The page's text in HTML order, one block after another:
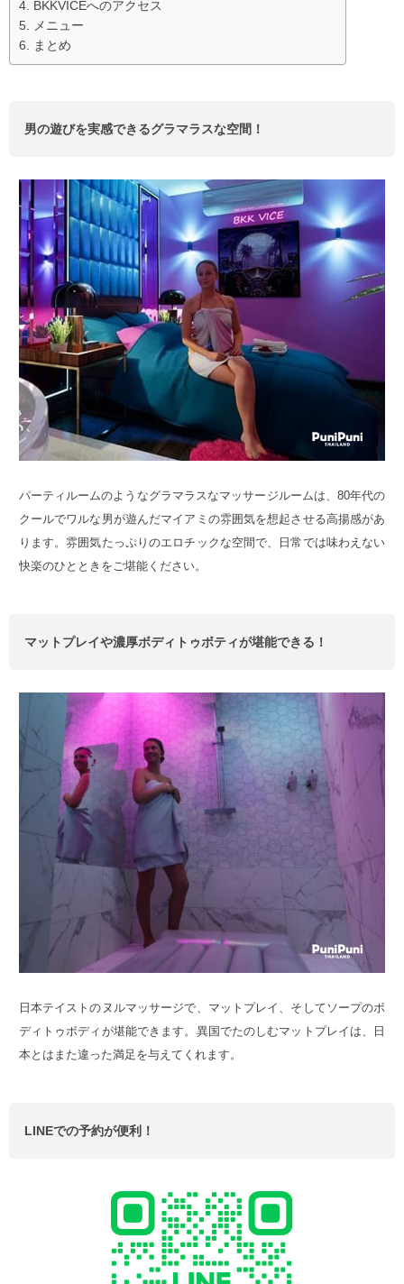
BKKVICEへのアクセス
メニュー
まとめ
男の遊びを実感できるグラマラスな空間！
パーティルームのようなグラマラスなマッサージルームは、80年代の
クールでワルな男が遊んだマイアミの雰囲気を想起させる高揚感があ
ります。雰囲気たっぷりのエロチックな空間で、日常では味わえない
快楽のひとときをご堪能ください。
マットプレイや濃厚ボディトゥボティが堪能できる！
日本テイストのヌルマッサージで、マットプレイ、そしてソープのボ
ディトゥボディが堪能できます。異国でたのしむマットプレイは、日
本とはまた違った満足を与えてくれます。
LINEでの予約が便利！